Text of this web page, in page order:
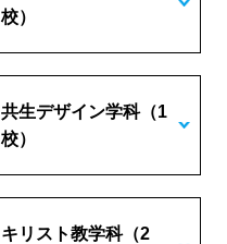
校）
共生デザイン学科（1
校）
キリスト教学科（2